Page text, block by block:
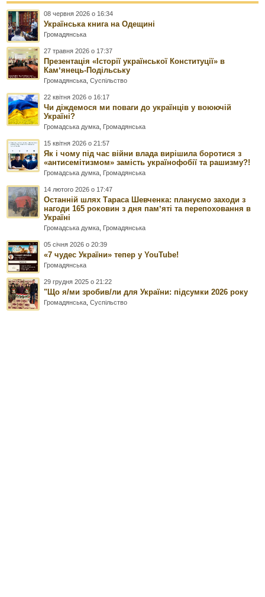
08 червня 2026 о 16:34
Українська книга на Одещині
Громадянська
27 травня 2026 о 17:37
Презентація «Історії української Конституції» в
Камʼянець-Подільську
Громадянська ,Суспільство
22 квітня 2026 о 16:17
Чи діждемося ми поваги до українців у воюючій
Україні?
Громадська думка Громадянська
15 квітня 2026 о 21:57
Як і чому під час війни влада вирішила боротися з
«антисемітизмом» замість українофобії та рашизму?!
Громадська думка Громадянська
14 лютого 2026 о 17:47
Останній шлях Тараса Шевченка: плануємо заходи з
нагоди 165 роковин з дня памʼяті та перепоховання в
Україні
Громадська думка Громадянська
05 січня 2026 о 20:39
«7 чудес України» тепер у YouTube!
Громадянська
29 грудня 2025 о 21:22
"Що я/ми зробив/ли для України: підсумки 2026 року
Громадянська ,Суспільство